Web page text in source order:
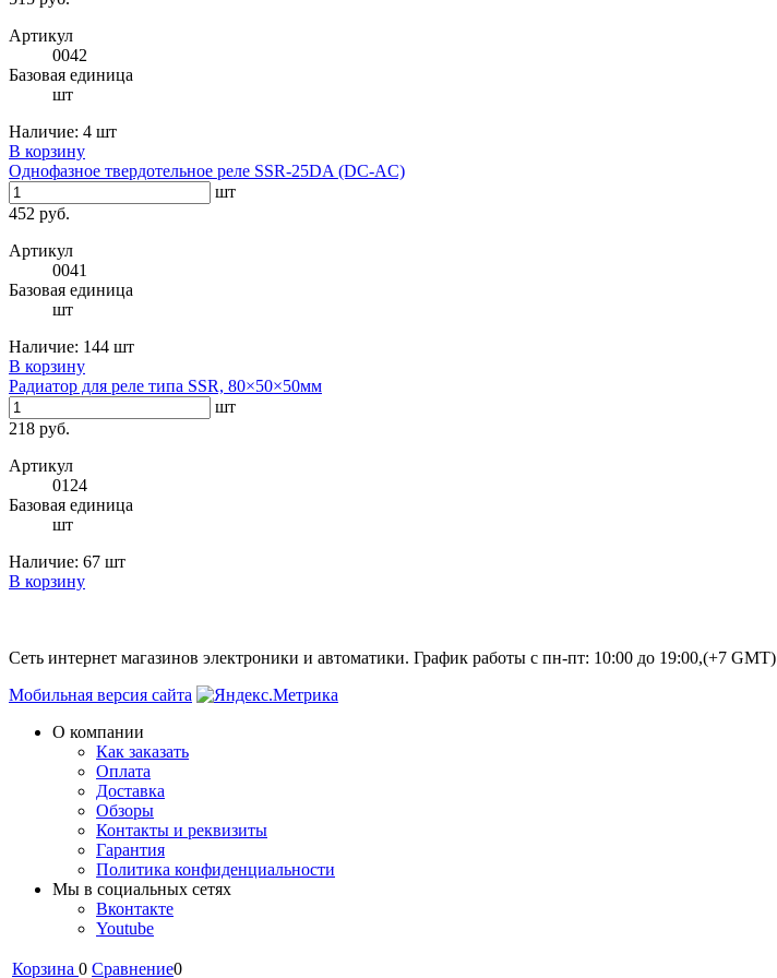
Артикул
0042
Базовая единица
шт
Наличие: 4 шт
В корзину
Однофазное твердотельное реле SSR-25DA (DC-AC)
шт
452 руб.
Артикул
0041
Базовая единица
шт
Наличие: 144 шт
В корзину
Радиатор для реле типа SSR, 80×50×50мм
шт
218 руб.
Артикул
0124
Базовая единица
шт
Наличие: 67 шт
В корзину
Сеть интернет магазинов электроники и автоматики. График работы с пн-пт: 10:00 до 19:00,(+7 GMT)
Мобильная версия сайта
О компании
Как заказать
Оплата
Доставка
Обзоры
Контакты и реквизиты
Гарантия
Политика конфиденциальности
Мы в cоциальных сетях
Вконтакте
Youtube
Корзина 0 Сравнение0